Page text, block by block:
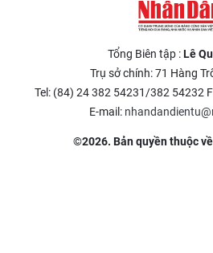
Tổng Biên tập :Lê
Trụ sở chính: 71 Hàng
Tel: (84) 24 382 54231/382 54232
E-mail:
©2026. Bản quyền thuộc